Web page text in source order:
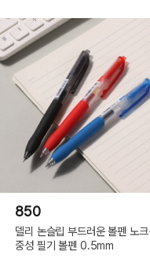
850
델리 논슬립 부드러운 볼펜 노크
중성 필기 볼펜 0.5mm